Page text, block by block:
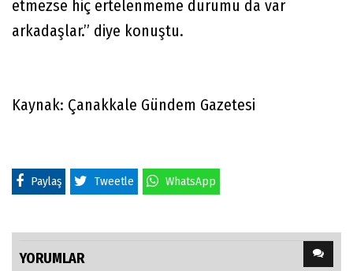
etmezse hiç ertelenmeme durumu da var
arkadaşlar.” diye konuştu.
Kaynak: Çanakkale Gündem Gazetesi
Paylaş Tweetle WhatsApp
YORUMLAR